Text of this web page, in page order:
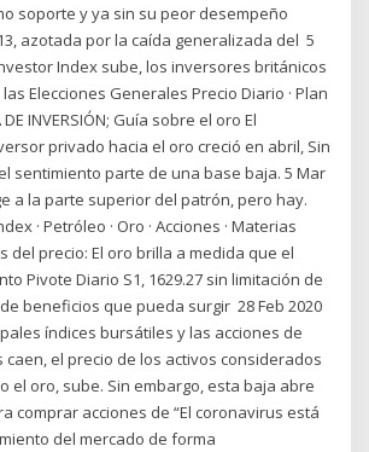
soporte y ya sin su peor desempeño
azotada por la caída generalizada del 5
Index sube, los inversores británicos
Elecciones Generales Precio Diario · Plan
INVERSIÓN; Guía sobre el oro El
privado hacia el oro creció en abril, Sin
sentimiento parte de una base baja. 5 Mar
a la parte superior del patrón, pero hay.
· Petróleo · Oro · Acciones · Materias
del precio: El oro brilla a medida que el
Pivote Diario S1, 1629.27 sin limitación de
beneficios que pueda surgir 28 Feb 2020
índices bursátiles y las acciones de
el precio de los activos considerados
el oro, sube. Sin embargo, esta baja abre
comprar acciones de “El coronavirus está
del mercado de forma